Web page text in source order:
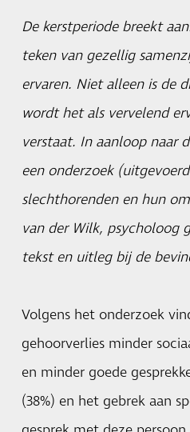
De kerstperiode breekt
teken van gezellig
ervaren. Niet alleen is de
wordt het als vervelend
verstaat. In aanloop naar
een onderzoek
slechthorenden en hun
van der Wilk, psycholoog
tekst en uitleg bij de
Volgens het onderzoek
gehoorverlies minder
en minder goede
(38%) en het gebrek aan